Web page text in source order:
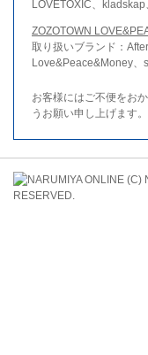
LOVETOXIC、
ZOZOTOWN
取り扱いブランド：
Love&Peace&Money、
お客様にはご不便をお
うお願い申し上げます。